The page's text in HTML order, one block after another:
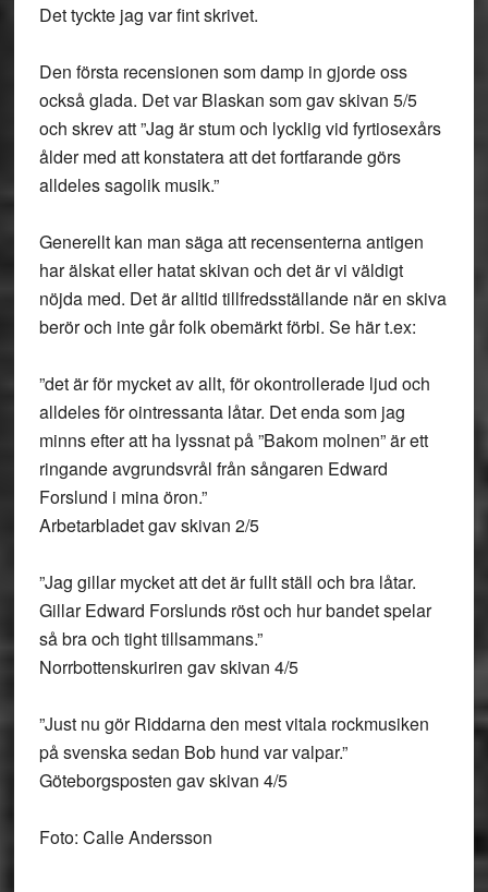
Det tyckte jag var fint skrivet.
Den första recensionen som damp in gjorde oss
också glada. Det var Blaskan som gav skivan 5/5
och skrev att ”Jag är stum och lycklig vid fyrtiosexårs
ålder med att konstatera att det fortfarande görs
alldeles sagolik musik.”
Generellt kan man säga att recensenterna antigen
har älskat eller hatat skivan och det är vi väldigt
nöjda med. Det är alltid tillfredsställande när en skiva
berör och inte går folk obemärkt förbi. Se här t.ex:
”det är för mycket av allt, för okontrollerade ljud och
alldeles för ointressanta låtar. Det enda som jag
minns efter att ha lyssnat på ”Bakom molnen” är ett
ringande avgrundsvrål från sångaren Edward
Forslund i mina öron.”
Arbetarbladet gav skivan 2/5
”Jag gillar mycket att det är fullt ställ och bra låtar.
Gillar Edward Forslunds röst och hur bandet spelar
så bra och tight tillsammans.”
Norrbottenskuriren gav skivan 4/5
”Just nu gör Riddarna den mest vitala rockmusiken
på svenska sedan Bob hund var valpar.”
Göteborgsposten gav skivan 4/5
Foto: Calle Andersson